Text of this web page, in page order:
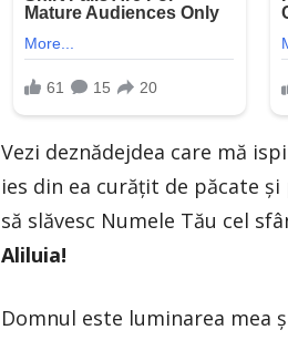
Vezi deznădejdea care mă
ies din ea curăţit de păcate
să slăvesc Numele Tău cel
Aliluia!
Domnul este luminarea mea